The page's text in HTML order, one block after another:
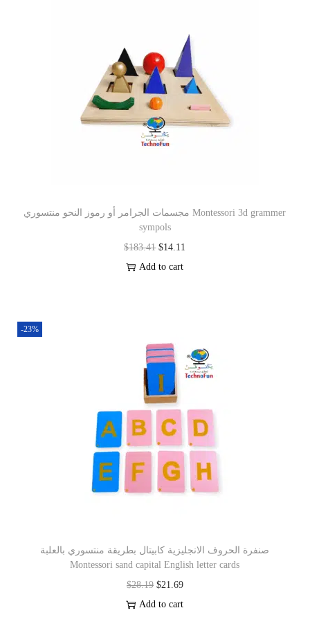
مجسمات الجرامر أو رموز النحو منتسوري Montessori 3d grammer
sympols
$183.41 $14.11
Add to cart
-23%
صنفرة الحروف الانجليزية كابيتال بطريقة منتسوري بالعلبة
Montessori sand capital English letter cards
$28.19 $21.69
Add to cart